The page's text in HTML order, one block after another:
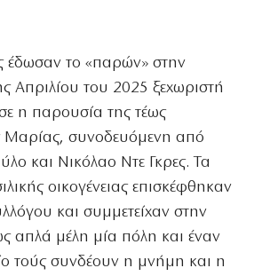
έδωσαν το «παρών» στην
Απριλίου του 2025 ξεχωριστή
η παρουσία της τέως
Μαρίας, συνοδευόμενη από
και Νικόλαο Ντε Γκρες. Τα
οικογένειας επισκέφθηκαν
και συμμετείχαν στην
απλά μέλη μία πόλη και έναν
τούς συνδέουν η μνήμη και η